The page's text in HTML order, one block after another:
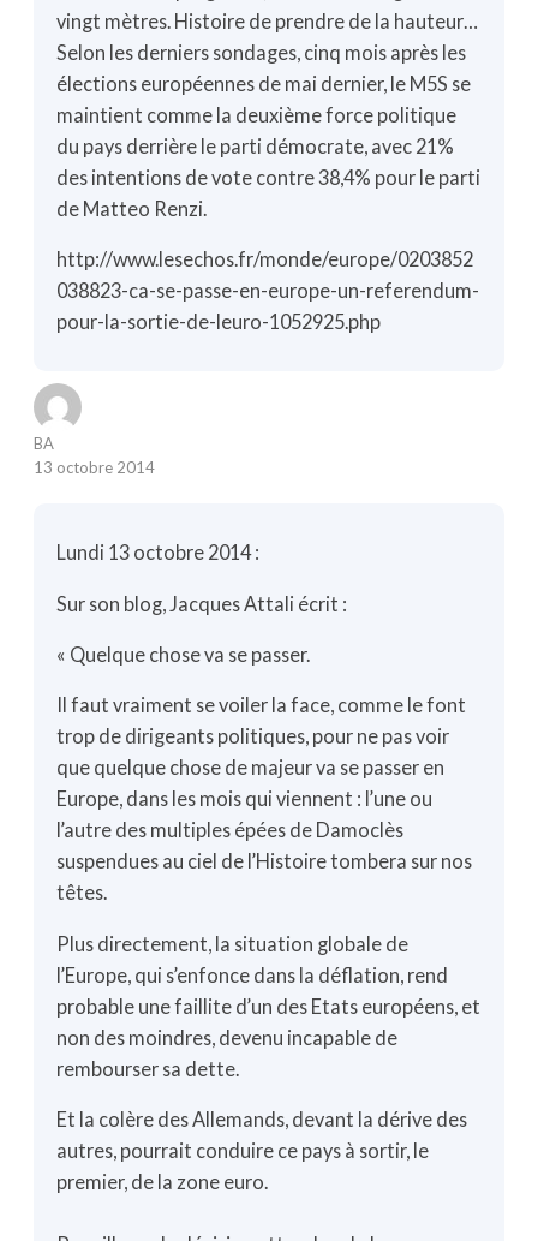
vingt mètres. Histoire de prendre de la hauteur…
Selon les derniers sondages, cinq mois après les
élections européennes de mai dernier, le M5S se
maintient comme la deuxième force politique
du pays derrière le parti démocrate, avec 21%
des intentions de vote contre 38,4% pour le parti
de Matteo Renzi.
http://www.lesechos.fr/monde/europe/0203852
038823-ca-se-passe-en-europe-un-referendum-
pour-la-sortie-de-leuro-1052925.php
BA
13 octobre 2014
Lundi 13 octobre 2014 :
Sur son blog, Jacques Attali écrit :
« Quelque chose va se passer.
Il faut vraiment se voiler la face, comme le font
trop de dirigeants politiques, pour ne pas voir
que quelque chose de majeur va se passer en
Europe, dans les mois qui viennent : l’une ou
l’autre des multiples épées de Damoclès
suspendues au ciel de l’Histoire tombera sur nos
têtes.
Plus directement, la situation globale de
l’Europe, qui s’enfonce dans la déflation, rend
probable une faillite d’un des Etats européens, et
non des moindres, devenu incapable de
rembourser sa dette.
Et la colère des Allemands, devant la dérive des
autres, pourrait conduire ce pays à sortir, le
premier, de la zone euro.